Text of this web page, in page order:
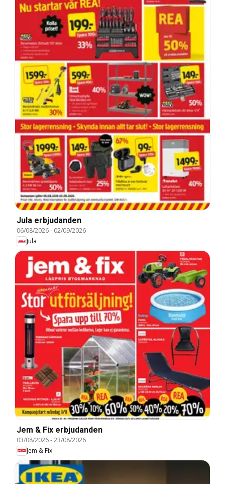
Jula erbjudanden
06/08/2026- 02/09/2026
Jula
Jem & Fix erbjudanden
03/08/2026-23/08/2026
Jem & Fix